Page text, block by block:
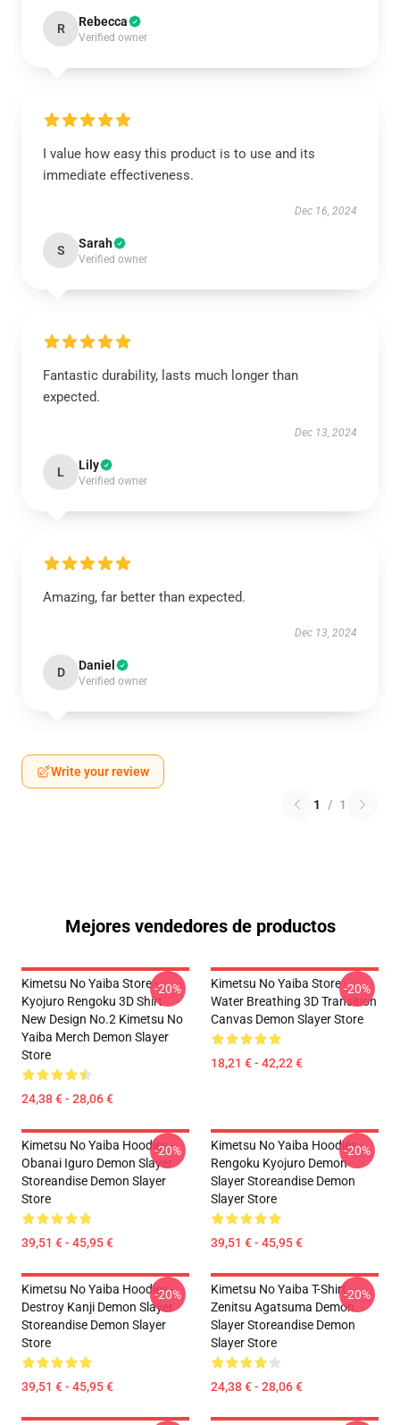
R Rebecca
Verified owner
I value how easy this product is to use and its
immediate effectiveness.
Dec 16, 2024
S Sarah
Verified owner
Fantastic durability, lasts much longer than
expected.
Dec 13, 2024
L Lily
Verified owner
Amazing, far better than expected.
Dec 13, 2024
D Daniel
Verified owner
Write your review
1 / 1
Mejores vendedores de productos
Kimetsu No Yaiba Store -
Kyojuro Rengoku 3D Shirt
New Design No.2 Kimetsu No
Yaiba Merch Demon Slayer
Store
24,38 € - 28,06 €
-20%
Kimetsu No Yaiba Store -
Water Breathing 3D Transition
Canvas Demon Slayer Store
18,21 € - 42,22 €
-20%
Kimetsu No Yaiba Hoodies -
Obanai Iguro Demon Slayer
Storeandise Demon Slayer
Store
39,51 € - 45,95 €
-20%
Kimetsu No Yaiba Hoodies -
Rengoku Kyojuro Demon
Slayer Storeandise Demon
Slayer Store
39,51 € - 45,95 €
-20%
Kimetsu No Yaiba Hoodies -
Destroy Kanji Demon Slayer
Storeandise Demon Slayer
Store
39,51 € - 45,95 €
-20%
Kimetsu No Yaiba T-Shirt -
Zenitsu Agatsuma Demon
Slayer Storeandise Demon
Slayer Store
24,38 € - 28,06 €
-20%